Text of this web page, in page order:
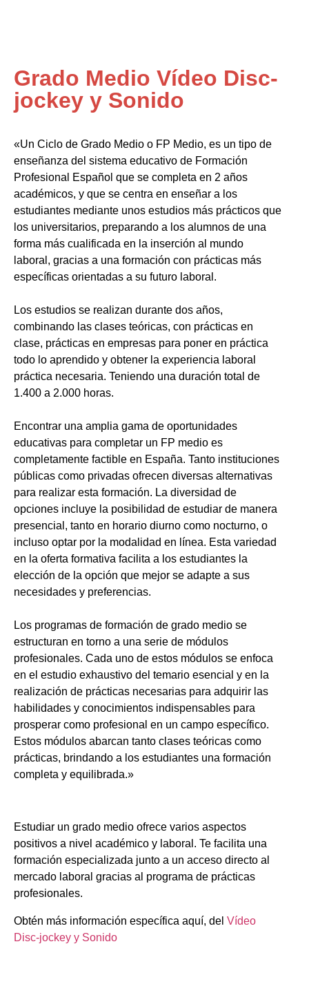
Grado Medio Vídeo Disc-
jockey y Sonido
«Un Ciclo de Grado Medio o FP Medio, es un tipo de
enseñanza del sistema educativo de Formación
Profesional Español que se completa en 2 años
académicos, y que se centra en enseñar a los
estudiantes mediante unos estudios más prácticos que
los universitarios, preparando a los alumnos de una
forma más cualificada en la inserción al mundo
laboral, gracias a una formación con prácticas más
específicas orientadas a su futuro laboral.
Los estudios se realizan durante dos años,
combinando las clases teóricas, con prácticas en
clase, prácticas en empresas para poner en práctica
todo lo aprendido y obtener la experiencia laboral
práctica necesaria. Teniendo una duración total de
1.400 a 2.000 horas.
Encontrar una amplia gama de oportunidades
educativas para completar un FP medio es
completamente factible en España. Tanto instituciones
públicas como privadas ofrecen diversas alternativas
para realizar esta formación. La diversidad de
opciones incluye la posibilidad de estudiar de manera
presencial, tanto en horario diurno como nocturno, o
incluso optar por la modalidad en línea. Esta variedad
en la oferta formativa facilita a los estudiantes la
elección de la opción que mejor se adapte a sus
necesidades y preferencias.
Los programas de formación de grado medio se
estructuran en torno a una serie de módulos
profesionales. Cada uno de estos módulos se enfoca
en el estudio exhaustivo del temario esencial y en la
realización de prácticas necesarias para adquirir las
habilidades y conocimientos indispensables para
prosperar como profesional en un campo específico.
Estos módulos abarcan tanto clases teóricas como
prácticas, brindando a los estudiantes una formación
completa y equilibrada.»
Estudiar un grado medio ofrece varios aspectos
positivos a nivel académico y laboral. Te facilita una
formación especializada junto a un acceso directo al
mercado laboral gracias al programa de prácticas
profesionales.
Obtén más información específica aquí, del Vídeo
Disc-jockey y Sonido